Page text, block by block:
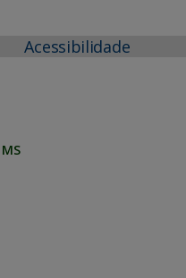
Acessibilidade